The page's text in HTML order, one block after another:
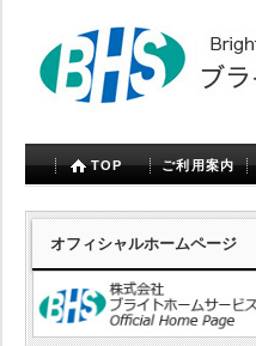
TOP ご利用案内
オフィシャルホームページ